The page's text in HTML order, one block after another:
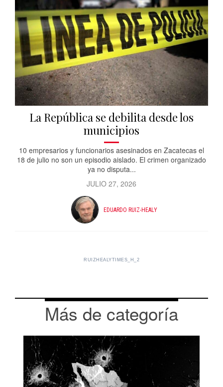
La República se debilita desde los
municipios
10 empresarios y funcionarios asesinados en Zacatecas el
18 de julio no son un episodio aislado. El crimen organizado
ya no disputa...
JULIO 27, 2026
EDUARDO RUIZ-HEALY
RUIZHEALYTIMES_H_2
Más de categoría